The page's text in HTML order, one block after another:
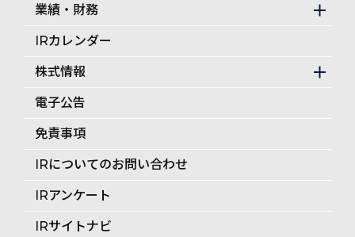
業績・財務
IRカレンダー
株式情報
電子公告
免責事項
IRについてのお問い合わせ
IRアンケート
IRサイトナビ